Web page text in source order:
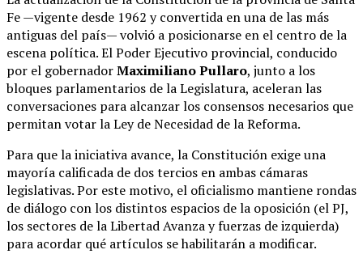
Fe —vigente desde 1962 y convertida en una de las más
antiguas del país— volvió a posicionarse en el centro de la
escena política. El Poder Ejecutivo provincial, conducido
por el gobernadorMaximiliano Pullaro, junto a los
bloques parlamentarios de la Legislatura, aceleran las
conversaciones para alcanzar los consensos necesarios que
permitan votar la Ley de Necesidad de la Reforma.
Para que la iniciativa avance, la Constitución exige una
mayoría calificada de dos tercios en ambas cámaras
legislativas. Por este motivo, el oficialismo mantiene rondas
de diálogo con los distintos espacios de la oposición (el PJ,
los sectores de la Libertad Avanza y fuerzas de izquierda)
para acordar qué artículos se habilitarán a modificar.